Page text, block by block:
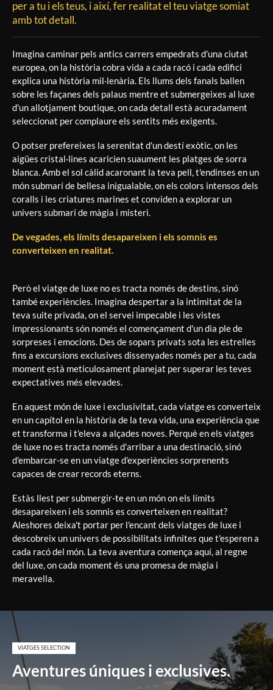
per a tu i els teus, i així, fer realitat el teu viatge somiat
amb tot detall.
Imagina caminar pels antics carrers empedrats d'una ciutat
europea, on la història cobra vida a cada racó i cada edifici
explica una història mil·lenària. Els llums dels fanals ballen
sobre les façanes dels palaus mentre et submergeixes al luxe
d'un allotjament boutique, on cada detall està acuradament
seleccionat per complaure els sentits més exigents.
O potser prefereixes la serenitat d'un destí exòtic, on les
aigües cristal·lines acaricien suaument les platges de sorra
blanca. Amb el sol càlid acaronant la teva pell, t'endinses en un
món submarí de bellesa inigualable, on els colors intensos dels
coralls i les criatures marines et conviden a explorar un
univers submarí de màgia i misteri.
De vegades, els límits desapareixen i els somnis es
converteixen en realitat.
Però el viatge de luxe no es tracta només de destins, sinó
també experiències. Imagina despertar a la intimitat de la
teva suite privada, on el servei impecable i les vistes
impressionants són només el començament d'un dia ple de
sorpreses i emocions. Des de sopars privats sota les estrelles
fins a excursions exclusives dissenyades només per a tu, cada
moment està meticulosament planejat per superar les teves
expectatives més elevades.
En aquest món de luxe i exclusivitat, cada viatge es converteix
en un capítol en la història de la teva vida, una experiència que
et transforma i t'eleva a alçades noves. Perquè en els viatges
de luxe no es tracta només d'arribar a una destinació, sinó
d'embarcar-se en un viatge d'experiències sorprenents
capaces de crear records eterns.
Estàs llest per submergir-te en un món on els límits
desapareixen i els somnis es converteixen en realitat?
Aleshores deixa't portar per l'encant dels viatges de luxe i
descobreix un univers de possibilitats infinites que t'esperen a
cada racó del món. La teva aventura comença aquí, al regne
del luxe, on cada moment és una promesa de màgia i
meravella.
VIATGES SELECTION
Aventures úniques i exclusives.